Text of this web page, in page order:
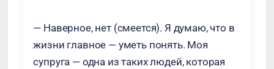
— Наверное, нет (смеется). Я думаю, что в
жизни главное — уметь понять. Моя
супруга — одна из таких людей, которая